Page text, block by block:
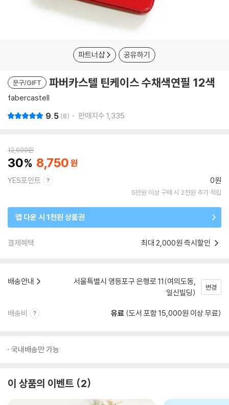
파트너샵 공유하기
문구/GIFT 파버카스텔 틴케이스 수채색연필 12색
fabercastell
9.5 8 판매지수 1,335
12,500원
30 8,750
YES포인트 0원
5만원 이상 구매 시 2천원 추가 적립
앱 다운 시 1천원 상품권
결제혜택 최대 2,000원 즉시할인
배송안내
서울특별시 영등포구 은행로 11(여의도동,
일신빌딩)
변경
배송비 유료 (도서 포함 15,000원 이상 무료)
국내배송만 가능
이 상품의 이벤트 2